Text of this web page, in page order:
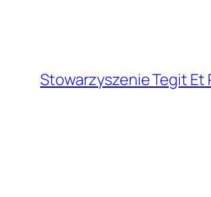
Stowarzyszenie Tegit Et